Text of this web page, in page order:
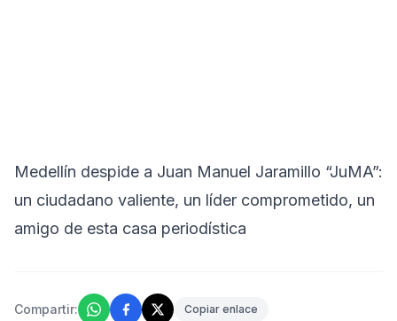
Medellín despide a Juan Manuel Jaramillo “JuMA”:
un ciudadano valiente, un líder comprometido, un
amigo de esta casa periodística
Compartir: Copiar enlace